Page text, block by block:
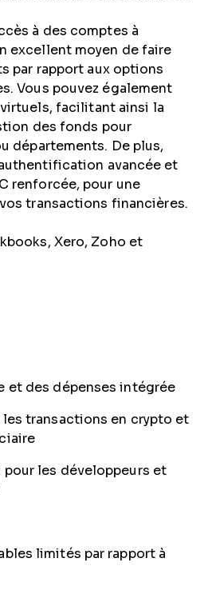
à des comptes à
excellent moyen de faire
par rapport aux options
Vous pouvez également
facilitant ainsi la
des fonds pour
départements. De plus,
avancée et
renforcée, pour une
transactions financières.
Xero, Zoho et
et des dépenses intégrée
les transactions en crypto et
pour les développeurs et
limités par rapport à